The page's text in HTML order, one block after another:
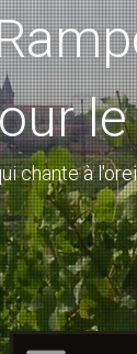
chante à